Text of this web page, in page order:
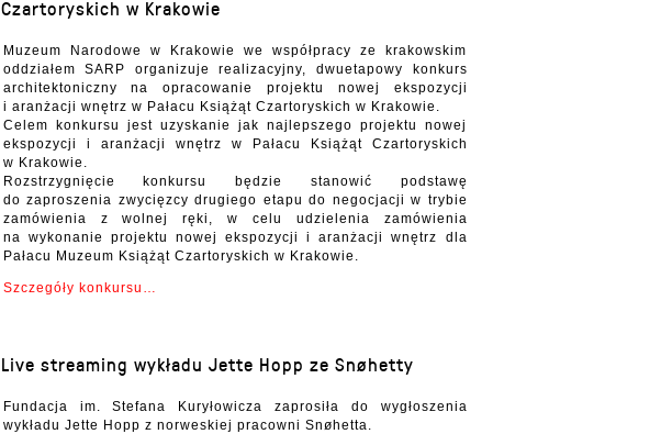
Czartoryskich w Krakowie
Muzeum Narodowe w Krakowie we współpracy ze krakowskim
oddziałem SARP organizuje realizacyjny, dwuetapowy konkurs
architektoniczny na opracowanie projektu nowej ekspozycji
i aranżacji wnętrz w Pałacu Książąt Czartoryskich w Krakowie.
Celem konkursu jest uzyskanie jak najlepszego projektu nowej
ekspozycji i aranżacji wnętrz w Pałacu Książąt Czartoryskich
w Krakowie.
Rozstrzygnięcie konkursu będzie stanowić podstawę
do zaproszenia zwycięzcy drugiego etapu do negocjacji w trybie
zamówienia z wolnej ręki, w celu udzielenia zamówienia
na wykonanie projektu nowej ekspozycji i aranżacji wnętrz dla
Pałacu Muzeum Książąt Czartoryskich w Krakowie.
Szczegóły konkursu…
Live streaming wykładu Jette Hopp ze Snøhetty
Fundacja im. Stefana Kuryłowicza zaprosiła do wygłoszenia
wykładu Jette Hopp z norweskiej pracowni Snøhetta.